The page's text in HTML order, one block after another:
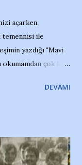
açarken,
temennisi ile
yazdığı "Mavi
okumamdan çok kısa
takımlarının
bir
Bu grup
DEVAMI